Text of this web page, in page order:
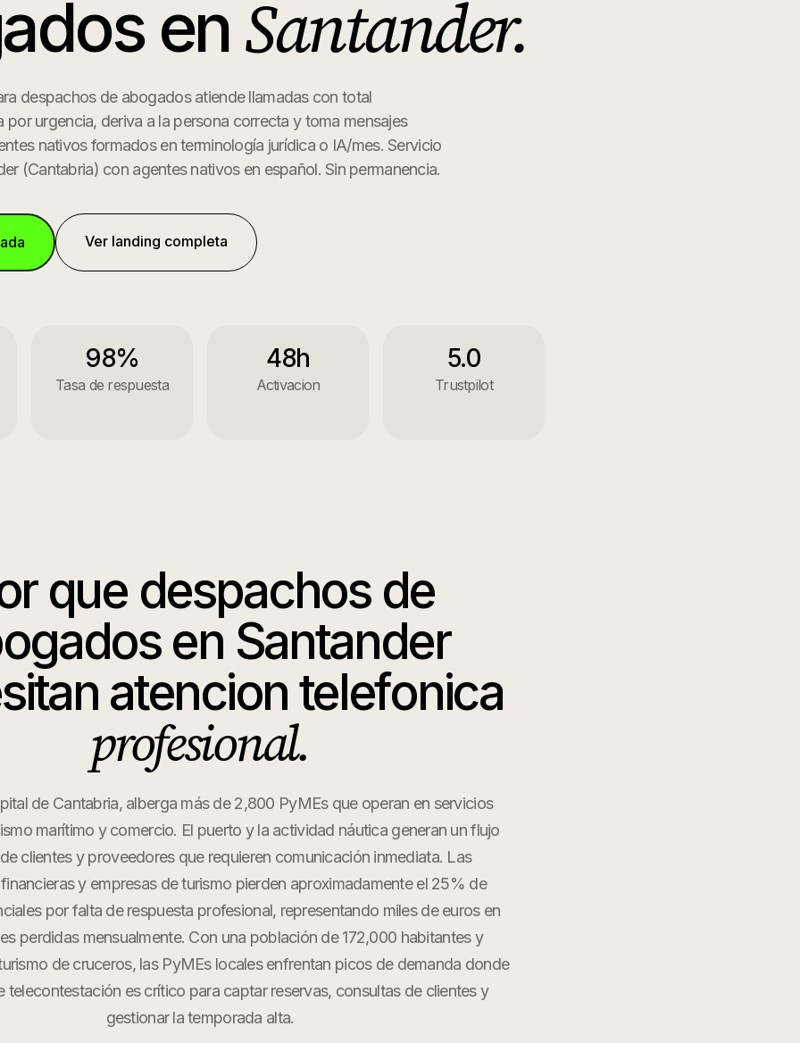
enSantander.
despachos de abogados atiende llamadas con total
por urgencia, deriva a la persona correcta y toma mensajes
nativos formados en terminología jurídica o IA/mes. Servicio
(Cantabria) con agentes nativos en español. Sin permanencia.
Ver landing completa
98%
Tasa de respuesta
48h
Activacion
5.0
Trustpilot
que despachos de
en Santander
atencion telefonica
profesional.
de Cantabria, alberga más de 2,800 PyMEs que operan en servicios
marítimo y comercio. El puerto y la actividad náutica generan un flujo
clientes y proveedores que requieren comunicación inmediata. Las
y empresas de turismo pierden aproximadamente el 25% de
por falta de respuesta profesional, representando miles de euros en
perdidas mensualmente. Con una población de 172,000 habitantes y
de cruceros, las PyMEs locales enfrentan picos de demanda donde
telecontestación es crítico para captar reservas, consultas de clientes y
gestionar la temporada alta.